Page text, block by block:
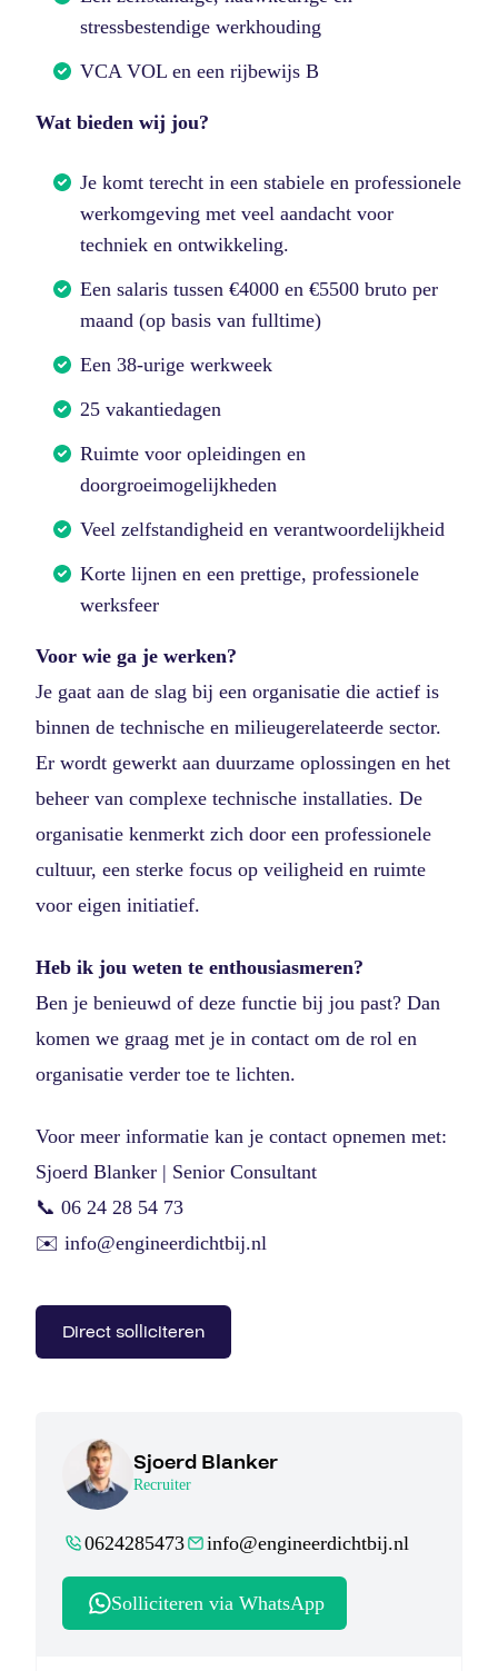
stressbestendige werkhouding
VCA VOL en een rijbewijs B
Wat bieden wij jou?
Je komt terecht in een stabiele en professionele
werkomgeving met veel aandacht voor
techniek en ontwikkeling.
Een salaris tussen €4000 en €5500 bruto per
maand (op basis van fulltime)
Een 38-urige werkweek
25 vakantiedagen
Ruimte voor opleidingen en
doorgroeimogelijkheden
Veel zelfstandigheid en verantwoordelijkheid
Korte lijnen en een prettige, professionele
werksfeer
Voor wie ga je werken?
Je gaat aan de slag bij een organisatie die actief is
binnen de technische en milieugerelateerde sector.
Er wordt gewerkt aan duurzame oplossingen en het
beheer van complexe technische installaties. De
organisatie kenmerkt zich door een professionele
cultuur, een sterke focus op veiligheid en ruimte
voor eigen initiatief.
Heb ik jou weten te enthousiasmeren?
Ben je benieuwd of deze functie bij jou past? Dan
komen we graag met je in contact om de rol en
organisatie verder toe te lichten.
Voor meer informatie kan je contact opnemen met:
Sjoerd Blanker | Senior Consultant
📞 06 24 28 54 73
✉️ info@engineerdichtbij.nl
Direct solliciteren
Sjoerd Blanker
Recruiter
0624285473 info@engineerdichtbij.nl
Solliciteren via WhatsApp